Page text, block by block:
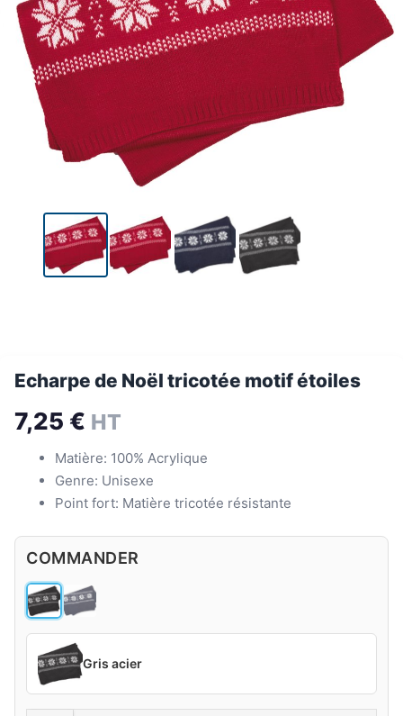
Echarpe de Noël tricotée motif étoiles
7,25 € HT
Matière: 100% Acrylique
Genre: Unisexe
Point fort: Matière tricotée résistante
COMMANDER
Gris acier